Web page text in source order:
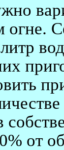
от